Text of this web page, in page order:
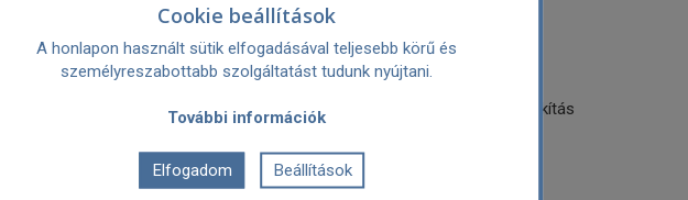
újratervezett IsoFlare hangszórókészlet
hangolás
kapcsoló - 2,5 és 5 kHz tartományban 0 és +/-3 dB között állítható
még erősebb MDF dobozolás és BassTraxTM Tractrix relex kialakítás
2 utas, lefelé irányított reflex cső, BassTraxTM Tractrix diffúzorral
Cookie beállítások
A honlapon használt sütik elfogadásával teljesebb körű és
személyreszabottabb szolgáltatást tudunk nyújtani.
További információk
Elfogadom Beállítások